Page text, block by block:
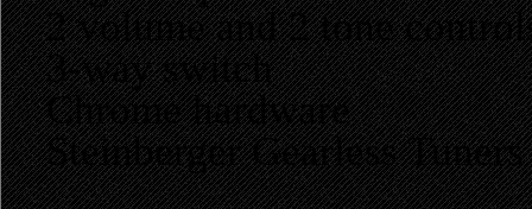
2 volume and 2 tone
3-way switch
Chrome hardware
Steinberger Gearless Tuners